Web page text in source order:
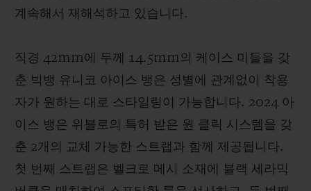
계속해서 재해석하고 있습니다.
직경 42mm에 두께 14.5mm의 케이스 미들을 갖
춘 빅뱅 유니코 아이스 뱅은 성별에 관계없이 착용
자가 원하는 대로 스타일링이 가능합니다. 2024 아
이스 뱅은 위블로의 특허 받은 원 클릭 시스템을 갖
춘 2개의 교체 가능한 스트랩과 함께 제공됩니다.
첫 번째 스트랩은 벨크로 메시 소재에 블랙 세라믹